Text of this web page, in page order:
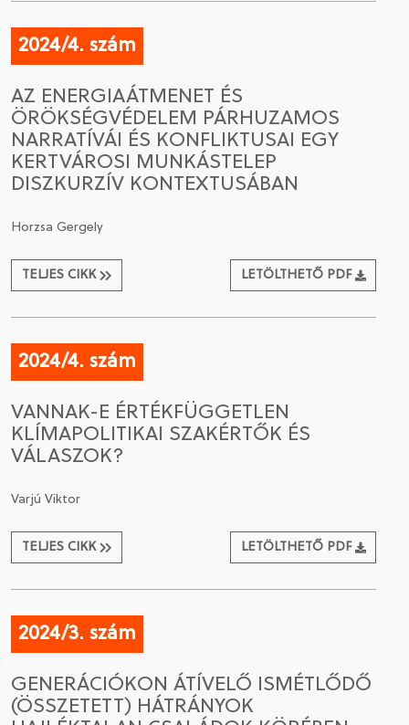
2024/4. szám
AZ ENERGIAÁTMENET ÉS
ÖRÖKSÉGVÉDELEM PÁRHUZAMOS
NARRATÍVÁI ÉS KONFLIKTUSAI EGY
KERTVÁROSI MUNKÁSTELEP
DISZKURZÍV KONTEXTUSÁBAN
Horzsa Gergely
TELJES CIKK LETÖLTHETŐ PDF
2024/4. szám
VANNAK-E ÉRTÉKFÜGGETLEN
KLÍMAPOLITIKAI SZAKÉRTŐK ÉS
VÁLASZOK?
Varjú Viktor
TELJES CIKK LETÖLTHETŐ PDF
2024/3. szám
GENERÁCIÓKON ÁTÍVELŐ ISMÉTLŐDŐ
(ÖSSZETETT) HÁTRÁNYOK